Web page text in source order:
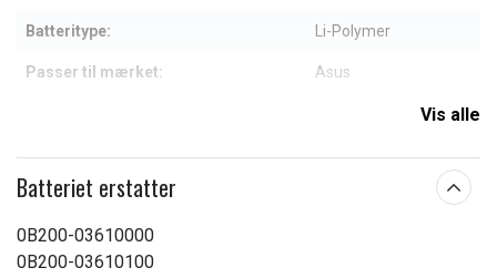
Batteritype: Li-Polymer
Passer til mærket: Asus
Vis alle
Batteriet erstatter
0B200-03610000
0B200-03610100